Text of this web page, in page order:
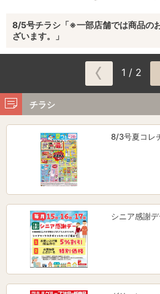
8/5号チラシ「※一部店舗では商品の
ざいます。」
1 / 2
チラシ
8/3号夏コレ
シニア感謝デ